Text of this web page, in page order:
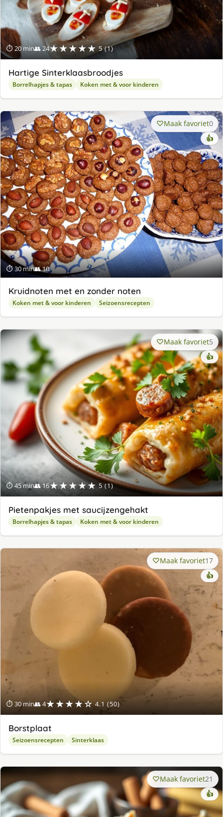
⏱ 20 min👥 24★★★★★ 5 (1)
Hartige Sinterklaasbroodjes
Borrelhapjes & tapas Koken met & voor kinderen
⏱ 30 min👥 10
Maak favoriet0
👍
Kruidnoten met en zonder noten
Koken met & voor kinderen Seizoensrecepten
⏱ 45 min👥 16★★★★★ 5 (1)
Maak favoriet5
👍
Pietenpakjes met saucijzengehakt
Borrelhapjes & tapas Koken met & voor kinderen
⏱ 30 min👥 4★★★★☆ 4.1 (50)
Maak favoriet17
👍
Borstplaat
Seizoensrecepten Sinterklaas
Maak favoriet21
👍